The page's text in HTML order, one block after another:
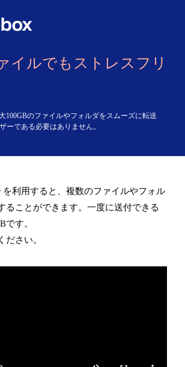
イルでもストレスフリ
100GBのファイルやフォルダをスムーズに転送
ーである必要はありません。
を利用すると、複数のファイルやフォル
ることができます。一度に送付できる
です。
ださい。